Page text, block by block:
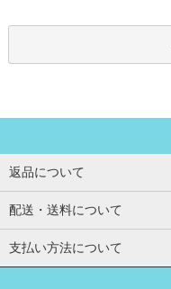
返品について
配送・送料について
支払い方法について